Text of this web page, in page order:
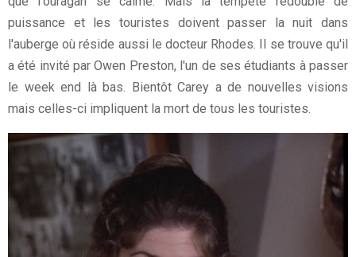
puissance et les touristes doivent passer la nuit dans
l'auberge où réside aussi le docteur Rhodes. Il se trouve qu'il
a été invité par Owen Preston, l'un de ses étudiants à passer
le week end là bas. Bientôt Carey a de nouvelles visions
mais celles-ci impliquent la mort de tous les touristes.